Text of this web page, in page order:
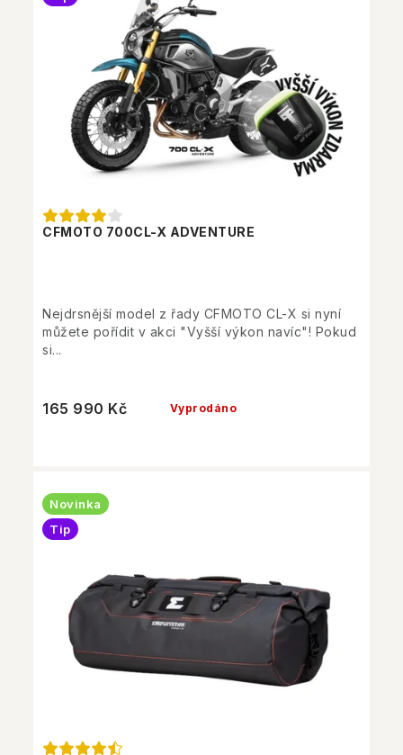
CFMOTO 700CL-X ADVENTURE
Vyprodáno
165 990 Kč
Nejdrsnější model z řady CFMOTO CL-X si nyní
můžete pořídit v akci "Vyšší výkon navíc"! Pokud
si...
Novinka
Tip